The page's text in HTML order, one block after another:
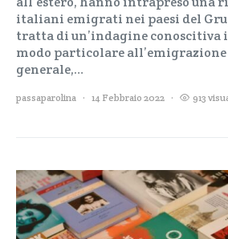
italiani emigrati nei paesi del
tratta di un’indagine conoscitiva
modo particolare
generale,…
passaparolina 14 Febbraio 2022 913